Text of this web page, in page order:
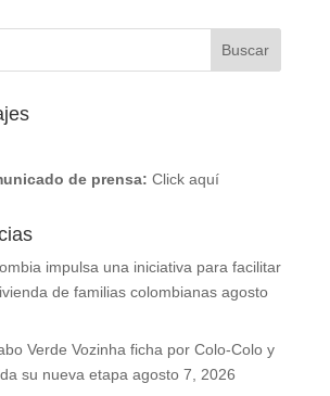
de prensa: Click aquí
impulsa una iniciativa para facilitar
de familias colombianas agosto
Verde Vozinha ficha por Colo-Colo y
su nueva etapa agosto 7, 2026